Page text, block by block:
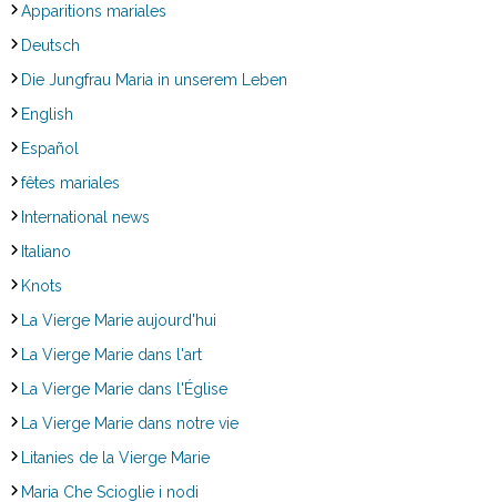
Apparitions mariales
Deutsch
Die Jungfrau Maria in unserem Leben
English
Español
fêtes mariales
International news
Italiano
Knots
La Vierge Marie aujourd'hui
La Vierge Marie dans l'art
La Vierge Marie dans l'Église
La Vierge Marie dans notre vie
Litanies de la Vierge Marie
Maria Che Scioglie i nodi